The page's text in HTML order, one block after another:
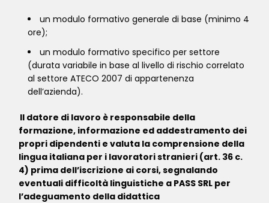
un modulo formativo generale di base (minimo 4
ore);
un modulo formativo specifico per settore
(durata variabile in base al livello di rischio correlato
al settore ATECO 2007 di appartenenza
dell’azienda).
Il datore di lavoro è responsabile della
formazione, informazione ed addestramento dei
propri dipendenti e valuta la comprensione della
lingua italiana per i lavoratori stranieri (art. 36 c.
4) prima dell’iscrizione ai corsi, segnalando
eventuali difficoltà linguistiche a PASS SRL per
l’adeguamento della didattica